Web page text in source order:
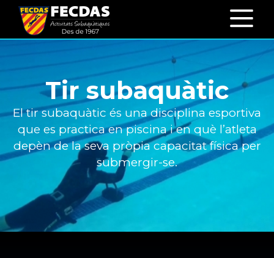
Tir subaquàtic
El tir subaquàtic és una disciplina esportiva
que es practica en piscina i en què l’atleta
depèn de la seva pròpia capacitat física per
submergir-se.